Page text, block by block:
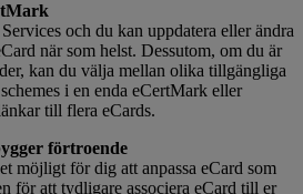
och du kan uppdatera eller ändra
när som helst. Dessutom, om du är
kan du välja mellan olika tillgängliga
i en enda eCertMark eller
till flera eCards.
förtroende
möjligt för dig att anpassa eCard som
för att tydligare associera eCard till er